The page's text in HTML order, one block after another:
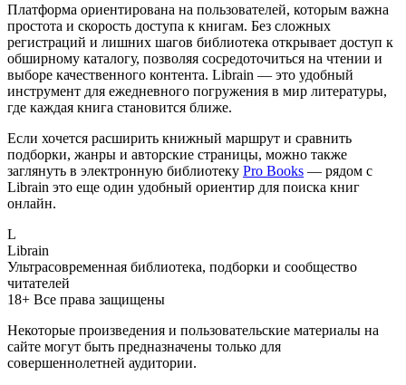
Платформа ориентирована на пользователей, которым важна
простота и скорость доступа к книгам. Без сложных
регистраций и лишних шагов библиотека открывает доступ к
обширному каталогу, позволяя сосредоточиться на чтении и
выборе качественного контента. Librain — это удобный
инструмент для ежедневного погружения в мир литературы,
где каждая книга становится ближе.
Если хочется расширить книжный маршрут и сравнить
подборки, жанры и авторские страницы, можно также
заглянуть в электронную библиотеку Pro Books — рядом с
Librain это еще один удобный ориентир для поиска книг
онлайн.
L
Librain
Ультрасовременная библиотека, подборки и сообщество
читателей
18+ Все права защищены
Некоторые произведения и пользовательские материалы на
сайте могут быть предназначены только для
совершеннолетней аудитории.